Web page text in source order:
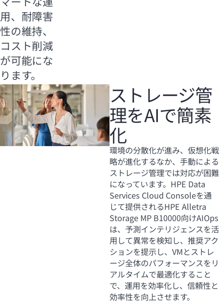
用、耐障害
性の維持、
コスト削減
が可能にな
ります。
ストレージ管
理をAIで簡素
化
環境の分散化が進み、仮想化戦
略が進化するなか、手動による
ストレージ管理では対応が困難
になっています。HPE Data
Services Cloud Consoleを通
じて提供されるHPE Alletra
Storage MP B10000向けAIOps
は、予測インテリジェンスを活
用して異常を検知し、推奨アク
ションを提示し、VMとストレ
ージ全体のパフォーマンスをリ
アルタイムで最適化すること
で、運用を効率化し、信頼性と
効率性を向上させます。